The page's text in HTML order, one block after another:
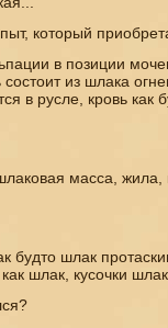
который
в позиции
из шлака
в русле, кровь как
масса, жила,
шлак
шлак, кусочки